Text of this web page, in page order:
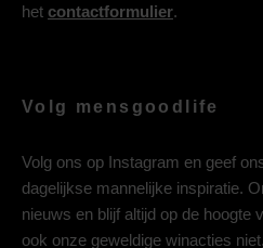
het contactformulier.
Volg mensgoodlife
Volg ons op Instagram en geef
dagelijkse mannelijke inspiratie.
nieuws en blijf altijd op de hoogte
ook onze geweldige winacties